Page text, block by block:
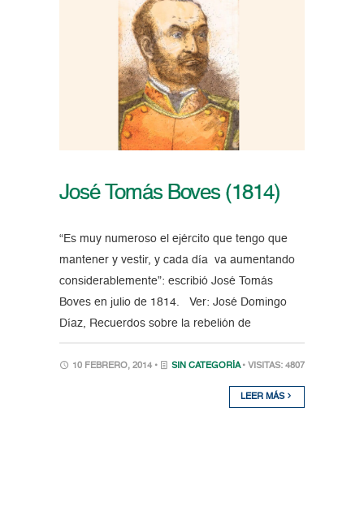
José Tomás Boves (1814)
“Es muy numeroso el ejército que tengo que
mantener y vestir, y cada día va aumentando
considerablemente”: escribió José Tomás
Boves en julio de 1814. Ver: José Domingo
Díaz, Recuerdos sobre la rebelión de
10 FEBRERO, 2014 • SIN CATEGORÍA • VISITAS: 4807
LEER MÁS